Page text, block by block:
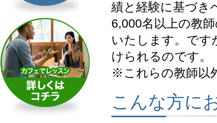
績と経験に基づき
6,000名以上の教
いたします。です
けられるのです。
※これらの教師以
こんな方に